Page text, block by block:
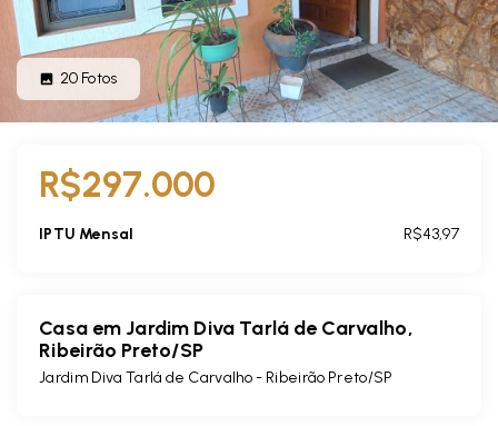
20 Fotos
R$297.000
IPTU Mensal R$43,97
Casa em Jardim Diva Tarlá de Carvalho,
Ribeirão Preto/SP
Jardim Diva Tarlá de Carvalho - Ribeirão Preto/SP